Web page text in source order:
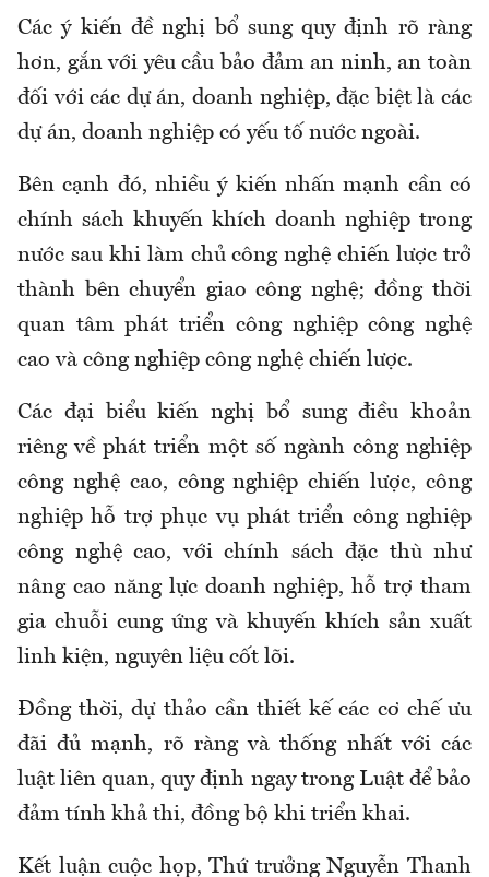
Các ý kiến đề nghị bổ sung quy định rõ ràng
hơn, gắn với yêu cầu bảo đảm an ninh, an toàn
đối với các dự án, doanh nghiệp, đặc biệt là các
dự án, doanh nghiệp có yếu tố nước ngoài.
Bên cạnh đó, nhiều ý kiến nhấn mạnh cần có
chính sách khuyến khích doanh nghiệp trong
nước sau khi làm chủ công nghệ chiến lược trở
thành bên chuyển giao công nghệ; đồng thời
quan tâm phát triển công nghiệp công nghệ
cao và công nghiệp công nghệ chiến lược.
Các đại biểu kiến nghị bổ sung điều khoản
riêng về phát triển một số ngành công nghiệp
công nghệ cao, công nghiệp chiến lược, công
nghiệp hỗ trợ phục vụ phát triển công nghiệp
công nghệ cao, với chính sách đặc thù như
nâng cao năng lực doanh nghiệp, hỗ trợ tham
gia chuỗi cung ứng và khuyến khích sản xuất
linh kiện, nguyên liệu cốt lõi.
Đồng thời, dự thảo cần thiết kế các cơ chế ưu
đãi đủ mạnh, rõ ràng và thống nhất với các
luật liên quan, quy định ngay trong Luật để bảo
đảm tính khả thi, đồng bộ khi triển khai.
Kết luận cuộc họp, Thứ trưởng Nguyễn Thanh